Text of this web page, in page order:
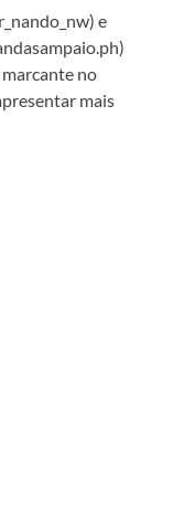
e
no
mais